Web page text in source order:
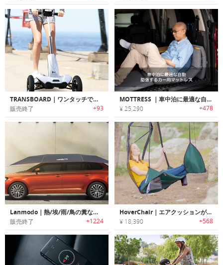
TRANSBOARD｜ワンタッチで折りたたみ可能な電動3輪スクーター「トランスボード」
販売終了 +93
MOTTRESS ｜車中泊に最適な自動膨張するカー用マットレス「モットレス」
¥ 25,290 +478
Lanmodo｜熱/埃/雨/鳥の糞などから愛車を守るポータブルカーテント「ランモード」
販売終了 +1224
HoverChair｜エアクッションが快適なポータブルハンギングチェア「ホバーチェア」
¥ 18,390 +568